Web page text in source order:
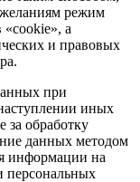
желаниям режим
а
и правовых
при
иных
за обработку
данных методом
информации на
персональных